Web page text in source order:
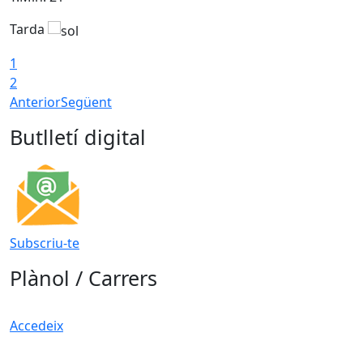
Tarda
1
2
AnteriorSegüent
Butlletí digital
Subscriu-te
Plànol / Carrers
Accedeix